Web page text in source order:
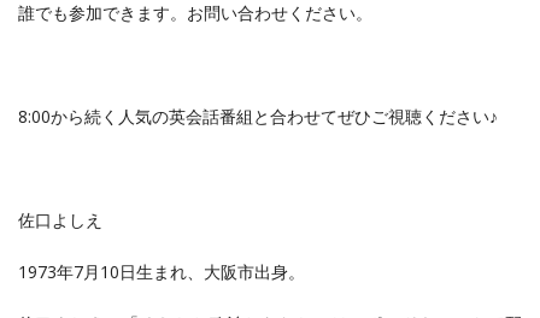
誰でも参加できます。お問い合わせください。
8:00から続く人気の英会話番組と合わせてぜひご視聴ください♪
佐口よしえ
1973年7月10日生まれ、大阪市出身。